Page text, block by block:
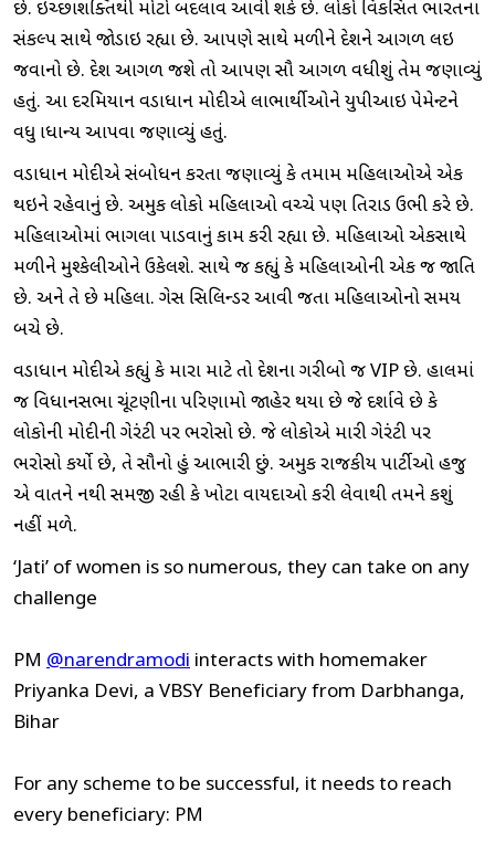
છે. ઇચ્છાશક્તિથી મોટો બદલાવ આવી શકે છે. લોકો વિકસિત ભારતના
સંકલ્પ સાથે જોડાઇ રહ્યા છે. આપણે સાથે મળીને દેશને આગળ લઇ
જવાનો છે. દેશ આગળ જશે તો આપણ સૌ આગળ વધીશું તેમ જણાવ્યું
હતું. આ દરમિયાન વડાપ્રધાન મોદીએ લાભાર્થીઓને યુપીઆઇ પેમેન્ટને
વધુ પ્રાધાન્ય આપવા જણાવ્યું હતું.
વડાપ્રધાન મોદીએ સંબોધન કરતા જણાવ્યું કે તમામ મહિલાઓએ એક
થઇને રહેવાનું છે. અમુક લોકો મહિલાઓ વચ્ચે પણ તિરાડ ઉભી કરે છે.
મહિલાઓમાં ભાગલા પાડવાનું કામ કરી રહ્યા છે. મહિલાઓ એકસાથે
મળીને મુશ્કેલીઓને ઉકેલશે. સાથે જ કહ્યું કે મહિલાઓની એક જ જાતિ
છે. અને તે છે મહિલા. ગેસ સિલિન્ડર આવી જતા મહિલાઓનો સમય
બચે છે.
વડાપ્રધાન મોદીએ કહ્યું કે મારા માટે તો દેશના ગરીબો જ VIP છે. હાલમાં
જ વિધાનસભા ચૂંટણીના પરિણામો જાહેર થયા છે જે દર્શાવે છે કે
લોકોની મોદીની ગેરંટી પર ભરોસો છે. જે લોકોએ મારી ગેરંટી પર
ભરોસો કર્યો છે, તે સૌનો હું આભારી છું. અમુક રાજકીય પાર્ટીઓ હજુ
એ વાતને નથી સમજી રહી કે ખોટા વાયદાઓ કરી લેવાથી તમને કશું
નહીં મળે.
‘Jati’ of women is so numerous, they can take on any
challenge
PM @narendramodi interacts with homemaker
Priyanka Devi, a VBSY Beneficiary from Darbhanga,
Bihar
For any scheme to be successful, it needs to reach
every beneficiary: PM